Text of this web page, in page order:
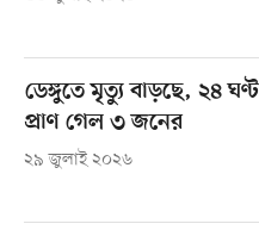
ডেঙ্গুতে মৃত্যু বাড়ছে, ২৪
প্রাণ গেল ৩ জনের
২৯ জুলাই ২০২৬